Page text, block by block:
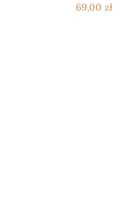
69,00zł